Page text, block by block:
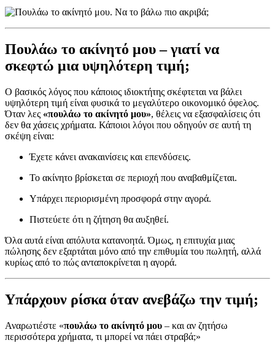
Πουλάω το ακίνητό μου – γιατί να
σκεφτώ μια υψηλότερη τιμή;
Ο βασικός λόγος που κάποιος ιδιοκτήτης σκέφτεται να βάλει
υψηλότερη τιμή είναι φυσικά το μεγαλύτερο οικονομικό όφελος.
Όταν λες «πουλάω το ακίνητό μου», θέλεις να εξασφαλίσεις ότι
δεν θα χάσεις χρήματα. Κάποιοι λόγοι που οδηγούν σε αυτή τη
σκέψη είναι:
Έχετε κάνει ανακαινίσεις και επενδύσεις.
Το ακίνητο βρίσκεται σε περιοχή που αναβαθμίζεται.
Υπάρχει περιορισμένη προσφορά στην αγορά.
Πιστεύετε ότι η ζήτηση θα αυξηθεί.
Όλα αυτά είναι απόλυτα κατανοητά. Όμως, η επιτυχία μιας
πώλησης δεν εξαρτάται μόνο από την επιθυμία του πωλητή, αλλά
κυρίως από το πώς ανταποκρίνεται η αγορά.
Υπάρχουν ρίσκα όταν ανεβάζω την τιμή;
Αναρωτιέστε «πουλάω το ακίνητό μου – και αν ζητήσω
περισσότερα χρήματα, τι μπορεί να πάει στραβά;»